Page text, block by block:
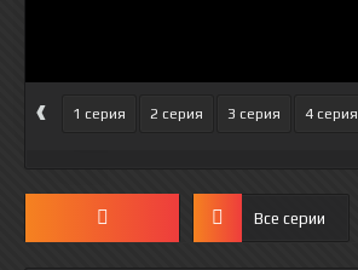
‹ 1 серия 2 серия 3 серия 4 серия
Все серии